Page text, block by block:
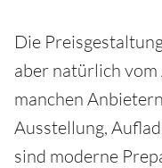
Die
aber natürlich
manchen
Ausstellung,
sind moderne